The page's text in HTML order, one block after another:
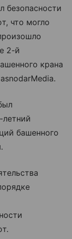
безопасности
что могло
2-й
крана
летний
башенного